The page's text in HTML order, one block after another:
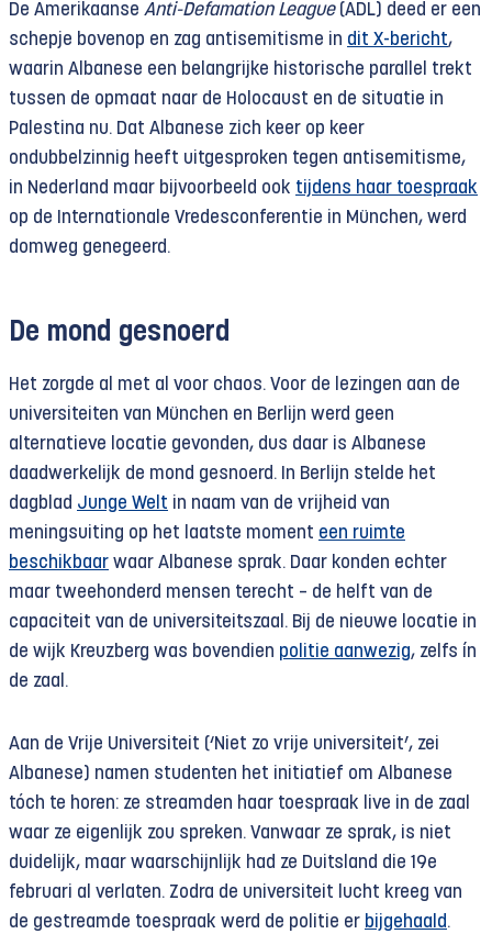
De Amerikaanse Anti-Defamation League(ADL) deed er een
schepje bovenop en zag antisemitisme in dit X-bericht,
waarin Albanese een belangrijke historische parallel trekt
tussen de opmaat naar de Holocaust en de situatie in
Palestina nu. Dat Albanese zich keer op keer
ondubbelzinnig heeft uitgesproken tegen antisemitisme,
in Nederland maar bijvoorbeeld ook tijdens haar toespraak
op de Internationale Vredesconferentie in München, werd
domweg genegeerd.
De mond gesnoerd
Het zorgde al met al voor chaos. Voor de lezingen aan de
universiteiten van München en Berlijn werd geen
alternatieve locatie gevonden, dus daar is Albanese
daadwerkelijk de mond gesnoerd. In Berlijn stelde het
dagblad Junge Welt in naam van de vrijheid van
meningsuiting op het laatste moment een ruimte
beschikbaar waar Albanese sprak. Daar konden echter
maar tweehonderd mensen terecht – de helft van de
capaciteit van de universiteitszaal. Bij de nieuwe locatie in
de wijk Kreuzberg was bovendien politie aanwezig, zelfs ín
de zaal.
Aan de Vrije Universiteit (‘Niet zo vrije universiteit’, zei
Albanese) namen studenten het initiatief om Albanese
tóch te horen: ze streamden haar toespraak live in de zaal
waar ze eigenlijk zou spreken. Vanwaar ze sprak, is niet
duidelijk, maar waarschijnlijk had ze Duitsland die 19e
februari al verlaten. Zodra de universiteit lucht kreeg van
de gestreamde toespraak werd de politie er bijgehaald.